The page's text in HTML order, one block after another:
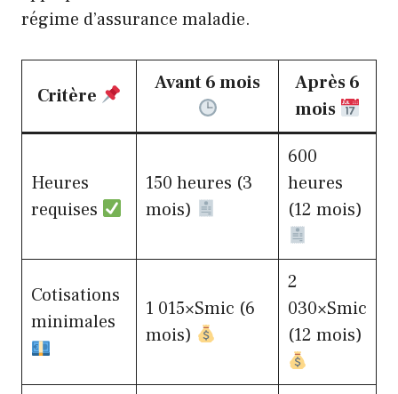
régime d’assurance maladie.
Critère
Avant 6 mois
Après 6
mois
Heures
requises
150 heures (3
mois)
600
heures
(12 mois)
Cotisations
minimales
1 015×Smic (6
mois)
2
030×Smic
(12 mois)